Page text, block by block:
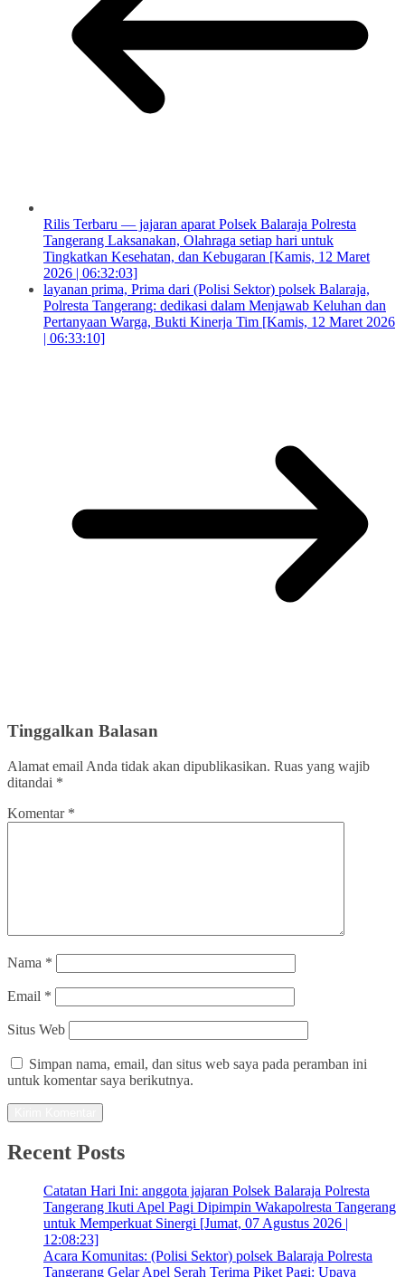
Rilis Terbaru — jajaran aparat Polsek Balaraja Polresta
Tangerang Laksanakan, Olahraga setiap hari untuk
Tingkatkan Kesehatan, dan Kebugaran [Kamis, 12 Maret
2026 | 06:32:03]
layanan prima, Prima dari (Polisi Sektor) polsek Balaraja,
Polresta Tangerang: dedikasi dalam Menjawab Keluhan dan
Pertanyaan Warga, Bukti Kinerja Tim [Kamis, 12 Maret 2026
| 06:33:10]
Tinggalkan Balasan
Alamat email Anda tidak akan dipublikasikan. Ruas yang wajib
ditandai *
Komentar *
Nama *
Email *
Situs Web
Simpan nama, email, dan situs web saya pada peramban ini
untuk komentar saya berikutnya.
Recent Posts
Catatan Hari Ini: anggota jajaran Polsek Balaraja Polresta
Tangerang Ikuti Apel Pagi Dipimpin Wakapolresta Tangerang
untuk Memperkuat Sinergi [Jumat, 07 Agustus 2026 |
12:08:23]
Acara Komunitas: (Polisi Sektor) polsek Balaraja Polresta
Tangerang Gelar Apel Serah Terima Piket Pagi: Upaya